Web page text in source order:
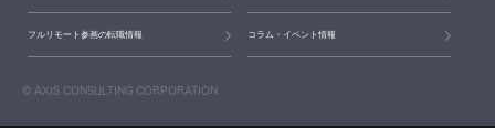
フルリモート参画の転職情報 コラム・イベント情報
© AXIS CONSULTING CORPORATION